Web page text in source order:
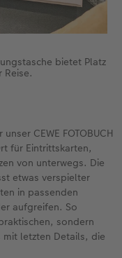
bietet Platz
CEWE FOTOBUCH
für Eintrittskarten,
von unterwegs. Die
etwas verspielter
in passenden
aufgreifen. So
sondern
mit letzten Details, die